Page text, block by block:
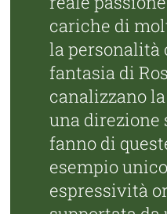
cariche di
la personalità
fantasia di
canalizzano
una direzione
fanno di
esempio
espressività